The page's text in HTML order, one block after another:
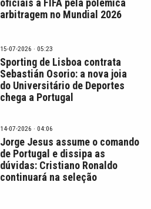
oficiais à FIFA pela polémica
arbitragem no Mundial 2026
15-07-2026 · 05:23
Sporting de Lisboa contrata
Sebastián Osorio: a nova joia
do Universitário de Deportes
chega a Portugal
14-07-2026 · 04:06
Jorge Jesus assume o comando
de Portugal e dissipa as
dúvidas: Cristiano Ronaldo
continuará na seleção